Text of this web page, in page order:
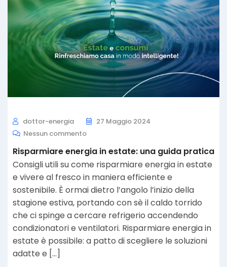
dottor-energia
27 Maggio 2024
Nessun commento
Risparmiare energia in estate: una guida pratica
Consigli utili su come risparmiare energia in estate
e vivere al fresco in maniera efficiente e
sostenibile. È ormai dietro l’angolo l’inizio della
stagione estiva, portando con sè il caldo torrido
che ci spinge a cercare refrigerio accendendo
condizionatori e ventilatori. Risparmiare energia in
estate è possibile: a patto di scegliere le soluzioni
adatte e […]